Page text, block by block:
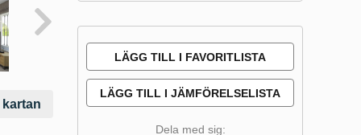
LÄGG TILL I FAVORITLISTA
LÄGG TILL I JÄMFÖRELSELISTA
Dela med sig: